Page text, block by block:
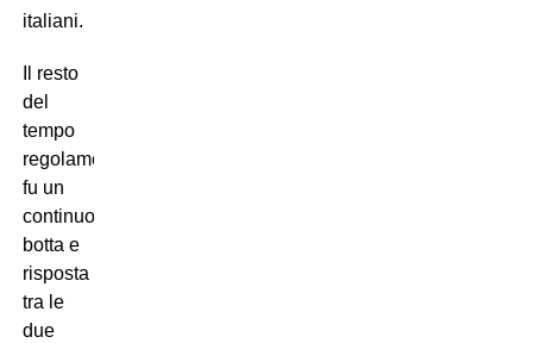
italiani.
Il resto
del
tempo
regolamentare
fu un
continuo
botta e
risposta
tra le
due